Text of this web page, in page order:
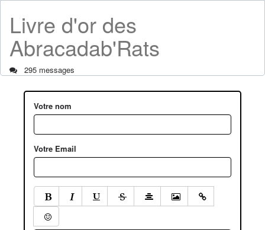
Livre d'or des
Abracadab'Rats
295 messages
Votre nom
Votre Email